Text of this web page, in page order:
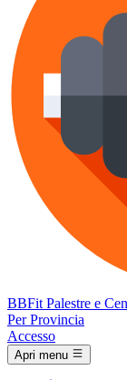
BBFit Palestre e
Per Provincia
Accesso
Apri menu